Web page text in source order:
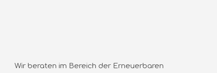
Wir beraten im Bereich der Erneuerbaren